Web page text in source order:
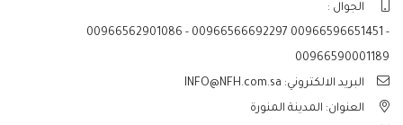
الجوال :
00966562901086 - 00966566692297 00966596651451 -
00966590001189
البريد الالكتروني: INFO@NFH.com.sa
العنوان: المدينة المنورة